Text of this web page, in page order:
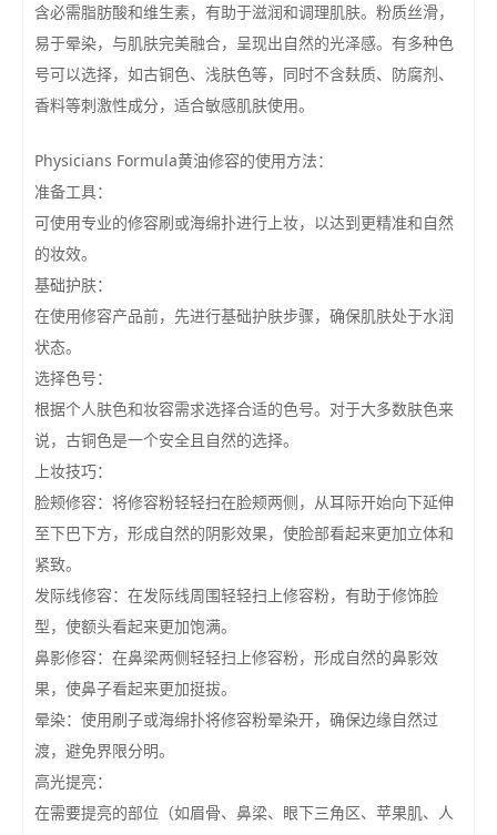
含必需脂肪酸和维生素，有助于滋润和调理肌肤。粉质丝滑，
易于晕染，与肌肤完美融合，呈现出自然的光泽感。有多种色
号可以选择，如古铜色、浅肤色等，同时不含麸质、防腐剂、
香料等刺激性成分，适合敏感肌肤使用。
Physicians Formula黄油修容的使用方法：
准备工具：
可使用专业的修容刷或海绵扑进行上妆，以达到更精准和自然
的妆效。
基础护肤：
在使用修容产品前，先进行基础护肤步骤，确保肌肤处于水润
状态。
选择色号：
根据个人肤色和妆容需求选择合适的色号。对于大多数肤色来
说，古铜色是一个安全且自然的选择。
上妆技巧：
脸颊修容：将修容粉轻轻扫在脸颊两侧，从耳际开始向下延伸
至下巴下方，形成自然的阴影效果，使脸部看起来更加立体和
紧致。
发际线修容：在发际线周围轻轻扫上修容粉，有助于修饰脸
型，使额头看起来更加饱满。
鼻影修容：在鼻梁两侧轻轻扫上修容粉，形成自然的鼻影效
果，使鼻子看起来更加挺拔。
晕染：使用刷子或海绵扑将修容粉晕染开，确保边缘自然过
渡，避免界限分明。
高光提亮：
在需要提亮的部位（如眉骨、鼻梁、眼下三角区、苹果肌、人